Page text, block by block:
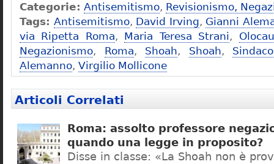
Categorie: Antisemitismo, Revisionismo,
Tags: Antisemitismo, David Irving, Gianni
via Ripetta Roma, Maria Teresa Strani,
Negazionismo, Roma, Shoah, Shoah,
Alemanno, Virgilio Mollicone
Articoli Correlati
Roma: assolto professore
quando una legge in proposito?
Disse in classe: «La Shoah non è